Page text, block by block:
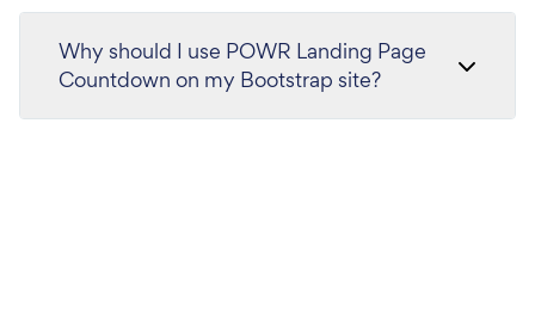
Why should I use POWR Landing Page
Countdown on my Bootstrap site?